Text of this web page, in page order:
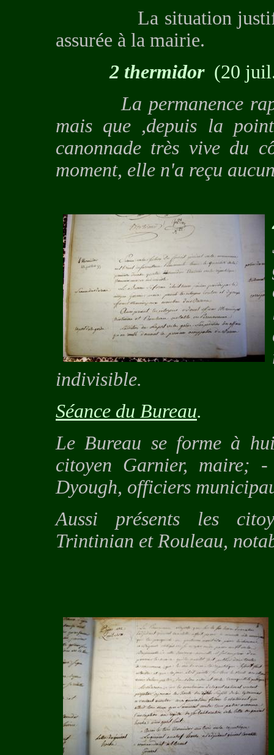
La situation justifie
assurée à la mairie.
2 thermidor (20
La permanence
mais que ,depuis la
canonnade très vive du
moment, elle n'a reçu
indivisible.
Séance du Bureau.
Le Bureau se forme à
citoyen Garnier, maire;
Dyough, officiers
Aussi présents les
Trintinian et Rouleau,